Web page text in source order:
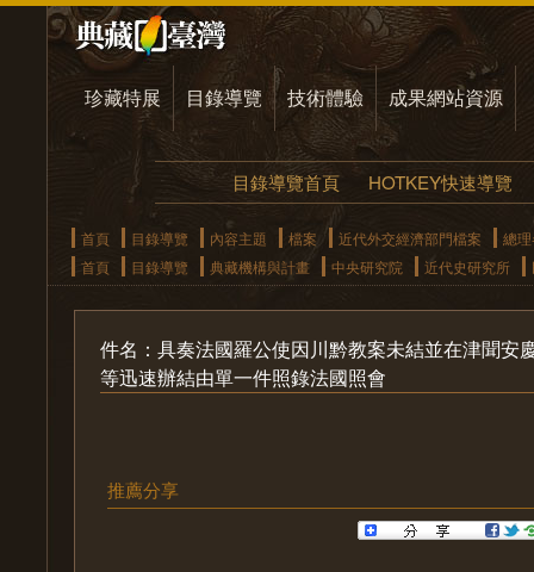
珍藏特展 目錄導覽 技術體驗 成果網站資源
目錄導覽首頁 HOTKEY快速導覽
首頁 目錄導覽 內容主題 檔案 近代外交經濟部門檔案
總
首頁
目錄導覽 典藏機構與計畫 中央研究院 近代史研究所
件名：具奏法國羅公使因川黔教案未結並在津聞
等迅速辦結由單一件照錄法國照會
推薦分享